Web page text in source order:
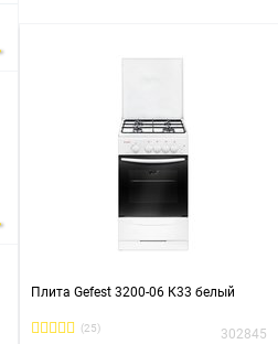
Плита Gefest 3200-06 К33 белый
(25) 302845